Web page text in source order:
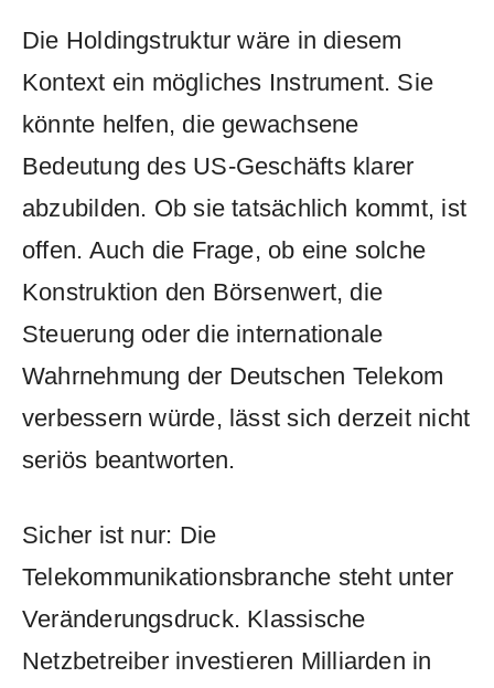
Die Holdingstruktur wäre in diesem
Kontext ein mögliches Instrument. Sie
könnte helfen, die gewachsene
Bedeutung des US-Geschäfts klarer
abzubilden. Ob sie tatsächlich kommt, ist
offen. Auch die Frage, ob eine solche
Konstruktion den Börsenwert, die
Steuerung oder die internationale
Wahrnehmung der Deutschen Telekom
verbessern würde, lässt sich derzeit nicht
seriös beantworten.
Sicher ist nur: Die
Telekommunikationsbranche steht unter
Veränderungsdruck. Klassische
Netzbetreiber investieren Milliarden in